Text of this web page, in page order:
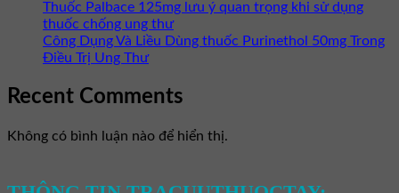
Thuốc Palbace 125mg lưu ý quan trọng khi sử dụng
thuốc chống ung thư
Công Dụng Và Liều Dùng thuốc Purinethol 50mg Trong
Điều Trị Ung Thư
Recent Comments
Không có bình luận nào để hiển thị.